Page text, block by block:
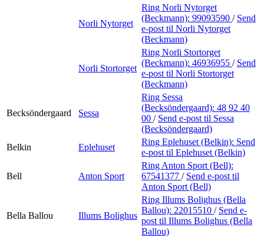
Norli Nytorget
Ring Norli Nytorget
(Beckmann): 99093590 / Send
e-post til Norli Nytorget
(Beckmann)
Norli Stortorget
Ring Norli Stortorget
(Beckmann): 46936955 / Send
e-post til Norli Stortorget
(Beckmann)
Becksöndergaard Sessa
Ring Sessa
(Becksöndergaard): 48 92 40
00 / Send e-post til Sessa
(Becksöndergaard)
Belkin
Eplehuset
Ring Eplehuset (Belkin): Send
e-post til Eplehuset (Belkin)
Bell Anton Sport
Ring Anton Sport (Bell):
67541377 / Send e-post til
Anton Sport (Bell)
Bella Ballou Illums Bolighus
Ring Illums Bolighus (Bella
Ballou): 22015510 / Send e-
post til Illums Bolighus (Bella
Ballou)